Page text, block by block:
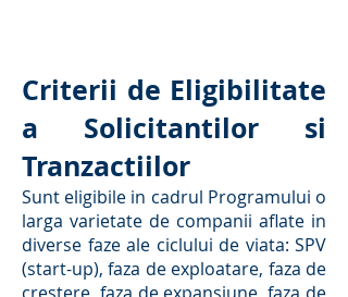
Criterii de Eligibilitate
a Solicitantilor si
Tranzactiilor
Sunt eligibile in cadrul Programului o
larga varietate de companii aflate in
diverse faze ale ciclului de viata: SPV
(start-up), faza de exploatare, faza de